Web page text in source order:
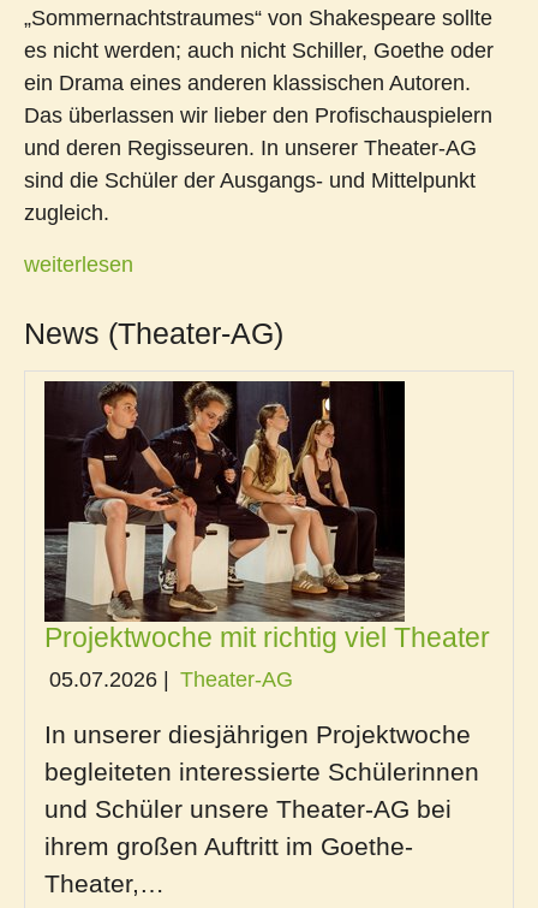
„Sommernachtstraumes“ von Shakespeare sollte
es nicht werden; auch nicht Schiller, Goethe oder
ein Drama eines anderen klassischen Autoren.
Das überlassen wir lieber den Profischauspielern
und deren Regisseuren. In unserer Theater-AG
sind die Schüler der Ausgangs- und Mittelpunkt
zugleich.
weiterlesen
News (Theater-AG)
Projektwoche mit richtig viel Theater
05.07.2026 Theater-AG
In unserer diesjährigen Projektwoche
begleiteten interessierte Schülerinnen
und Schüler unsere Theater-AG bei
ihrem großen Auftritt im Goethe-
Theater,…